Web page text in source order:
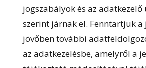
jogszabályok és az
szerint járnak el. Fenntartjuk a
jövőben további
az adatkezelésbe, amelyről a